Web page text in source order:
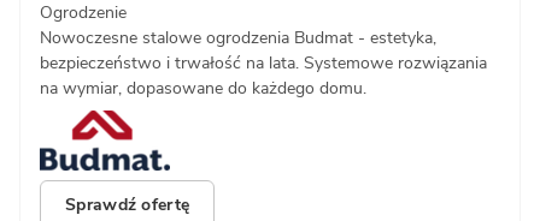
Ogrodzenie
Nowoczesne stalowe ogrodzenia Budmat - estetyka,
bezpieczeństwo i trwałość na lata. Systemowe rozwiązania
na wymiar, dopasowane do każdego domu.
Sprawdź ofertę